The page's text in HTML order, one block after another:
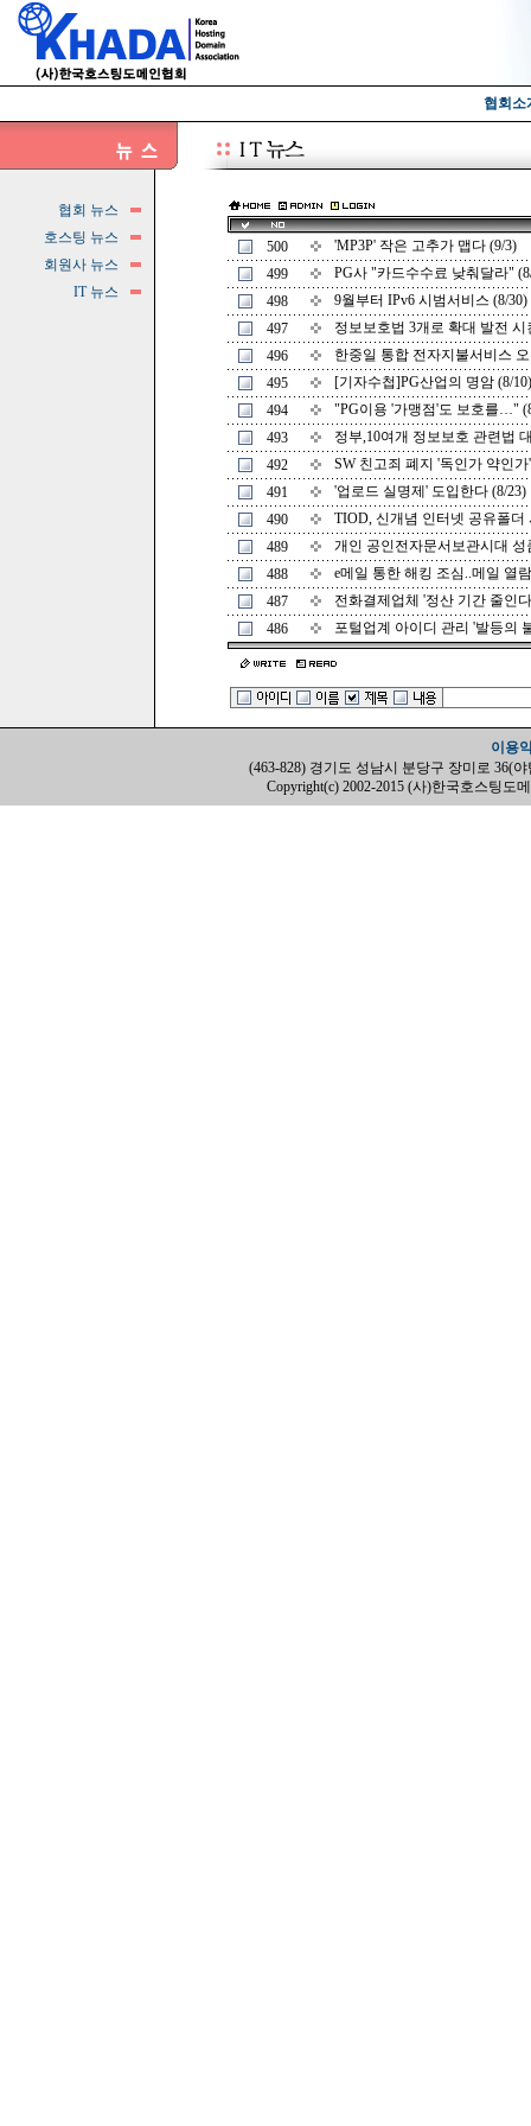
협회소
협회 뉴스
호스팅 뉴스
회원사 뉴스
IT 뉴스
500
'MP3P' 작은 고추가 맵다 (9/3)
499
PG사 "카드수수료 낮춰달라"
498
9월부터 IPv6 시범서비스 (8/30)
497
정보보호법 3개로 확대 발전 시
496
한중일 통합 전자지불서비스 오
495
[기자수첩]PG산업의 명암 (8/10)
494
"PG이용 '가맹점'도 보호를…"
493
정부,10여개 정보보호 관련법
492
SW 친고죄 폐지 '독인가 약인가
491
'업로드 실명제' 도입한다 (8/23)
490
TIOD, 신개념 인터넷 공유폴더
489
개인 공인전자문서보관시대 성
488
e메일 통한 해킹 조심..메일 열
487
전화결제업체 '정산 기간 줄인
486
포털업계 아이디 관리 '발등의
이용
(463-828) 경기도 성남시 분당구 장미로 36(
Copyright(c) 2002-2015 (사)한국호스팅도